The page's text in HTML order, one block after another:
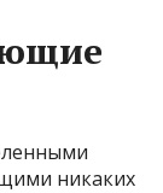
никаких